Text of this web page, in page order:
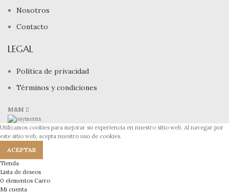
Nosotros
Contacto
LEGAL
Política de privacidad
Términos y condiciones
M&M
Utilizamos cookies para mejorar su experiencia en nuestro sitio web. Al navegar por
este sitio web, acepta nuestro uso de cookies.
ACEPTAR
Tienda
Lista de deseos
0 elementos Carro
Mi cuenta